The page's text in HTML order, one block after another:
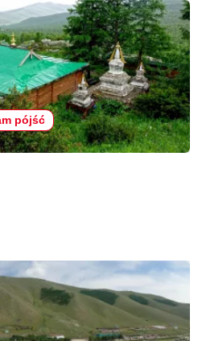
pójść